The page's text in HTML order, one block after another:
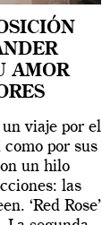
AMOR
viaje por el
por sus
un hilo
las
‘Red Rose’